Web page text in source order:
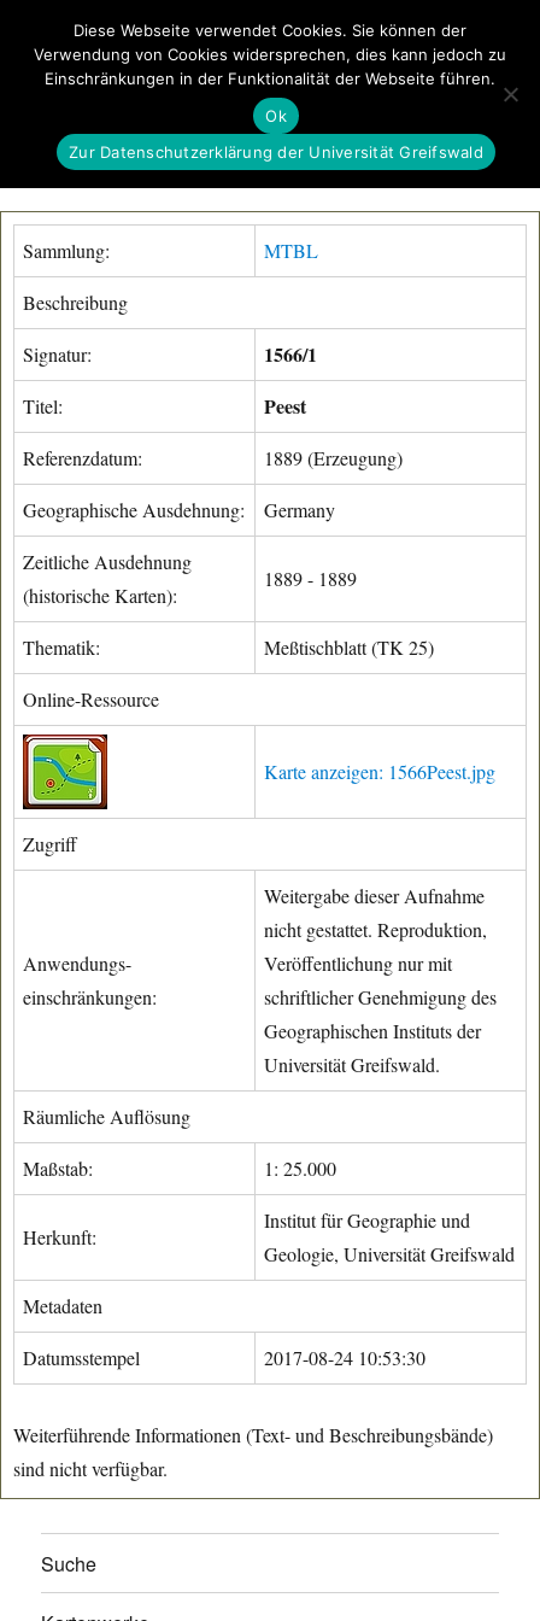
GeoGREIF MENÜ
Sammlung: MTBL
Beschreibung
Signatur: 1566/1
Titel: Peest
Referenzdatum: 1889 (Erzeugung)
Geographische Ausdehnung: Germany
Zeitliche Ausdehnung
(historische Karten):
1889 - 1889
Thematik: Meßtischblatt (TK 25)
Online-Ressource
Karte anzeigen: 1566Peest.jpg
Zugriff
Anwendungs-
einschränkungen:
Weitergabe dieser Aufnahme
nicht gestattet. Reproduktion,
Veröffentlichung nur mit
schriftlicher Genehmigung des
Geographischen Instituts der
Universität Greifswald.
Räumliche Auflösung
Maßstab: 1: 25.000
Herkunft:
Institut für Geographie und
Geologie, Universität Greifswald
Metadaten
Datumsstempel 2017-08-24 10:53:30
Weiterführende Informationen (Text- und Beschreibungsbände)
sind nicht verfügbar.
Suche
Diese Webseite verwendet Cookies. Sie können der
Verwendung von Cookies widersprechen, dies kann jedoch zu
Einschränkungen in der Funktionalität der Webseite führen.
Ok
Zur Datenschutzerklärung der Universität Greifswald